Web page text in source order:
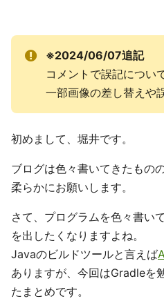
※2024/06/07追記
コメントで誤記につい
一部画像の差し替えや
初めまして、堀井です。
ブログは色々書いてきたもの
柔らかにお願いします。
さて、プログラムを色々書い
を出したくなりますよね。
Javaのビルドツールと言えば
ありますが、今回はGradleを
たまとめです。